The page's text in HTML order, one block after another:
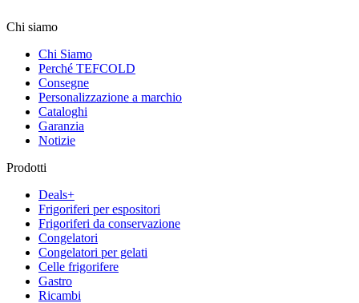
Chi siamo
Chi Siamo
Perché TEFCOLD
Consegne
Personalizzazione a marchio
Cataloghi
Garanzia
Notizie
Prodotti
Deals+
Frigoriferi per espositori
Frigoriferi da conservazione
Congelatori
Congelatori per gelati
Celle frigorifere
Gastro
Ricambi